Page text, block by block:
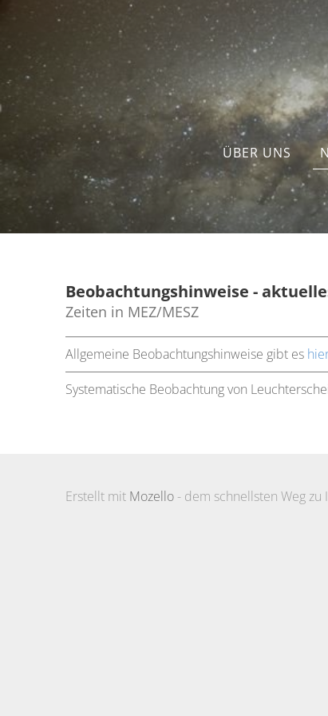
ÜBER UNS
Beobachtungshinweise -
Zeiten in MEZ/MESZ
Allgemeine Beobachtungshinweise gibt es
Systematische Beobachtung von
Erstellt mit Mozello - dem schnellsten Weg zu